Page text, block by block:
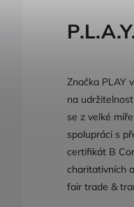
Značka PLAY
na
se z velké
spolupráci s
certifikát B
charitativních
fair trade &